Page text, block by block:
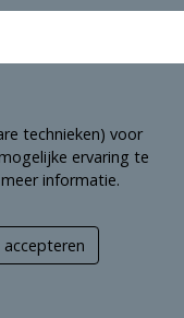
technieken) voor
ervaring te
informatie.
accepteren
hosting